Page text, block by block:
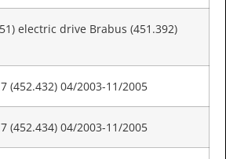
electric drive Brabus (451.392)
(452.432) 04/2003-11/2005
(452.434) 04/2003-11/2005